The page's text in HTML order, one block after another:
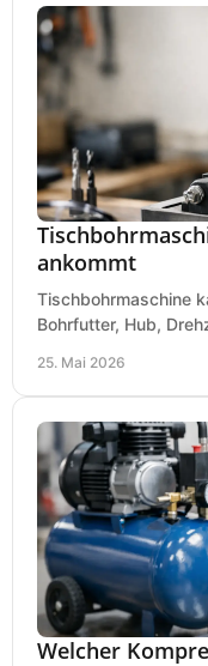
ankommt
Tischbohrmaschine
Bohrfutter, Hub,
25. Mai 2026
Welcher